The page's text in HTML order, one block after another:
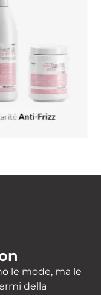
le mode, ma le
della